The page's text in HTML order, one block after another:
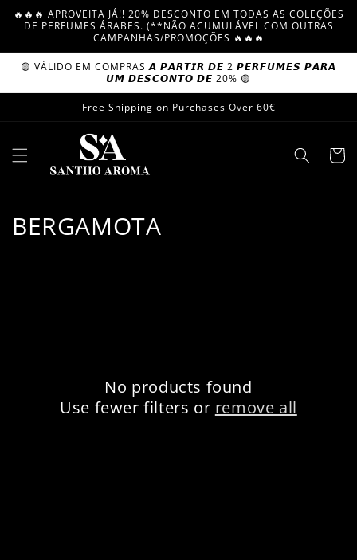
Skip to
content
🔥🔥🔥 APROVEITA JÁ!! 20% DESCONTO EM TODAS AS COLEÇÕES
DE PERFUMES ÁRABES. (**NÃO ACUMULÁVEL COM OUTRAS
CAMPANHAS/PROMOÇÕES 🔥🔥🔥
🟡 VÁLIDO EM COMPRAS 𝘼 𝙋𝘼𝙍𝙏𝙄𝙍 𝘿𝙀 2 𝙋𝙀𝙍𝙁𝙐𝙈𝙀𝙎 𝙋𝘼𝙍𝘼
𝙐𝙈 𝘿𝙀𝙎𝘾𝙊𝙉𝙏𝙊 𝘿𝙀 20% 🟡
Free Shipping on Purchases Over 60€
Cart
C
BERGAMOTA
No products found
Use fewer filters or remove all